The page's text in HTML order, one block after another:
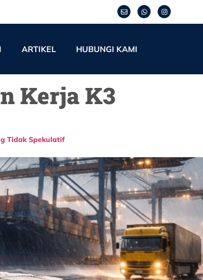
ARTIKEL HUBUNGI KAMI
Kerja K3
Tidak Spekulatif